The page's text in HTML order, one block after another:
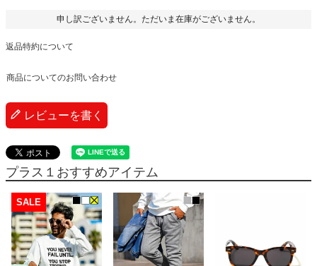
申し訳ございません。ただいま在庫がございません。
返品特約について
商品についてのお問い合わせ
レビューを書く
プラス１おすすめアイテム